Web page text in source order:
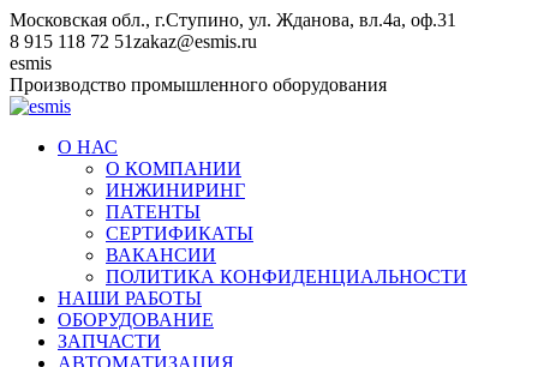
Перейти
к
содержанию
Московская обл., г.Ступино, ул. Жданова, вл.4а, оф.31
8 915 118 72 51zakaz@esmis.ru
Вконтакте
esmis
Производство промышленного оборудования
О НАС
О КОМПАНИИ
ИНЖИНИРИНГ
ПАТЕНТЫ
СЕРТИФИКАТЫ
ВАКАНСИИ
ПОЛИТИКА КОНФИДЕНЦИАЛЬНОСТИ
НАШИ РАБОТЫ
ОБОРУДОВАНИЕ
ЗАПЧАСТИ
АВТОМАТИЗАЦИЯ